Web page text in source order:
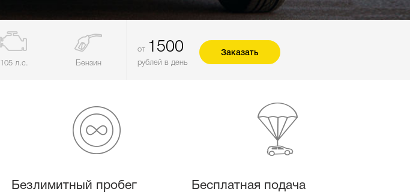
105 л.с. Бензин
от 1500
рублей в день
Заказать
Безлимитный пробег Бесплатная подача